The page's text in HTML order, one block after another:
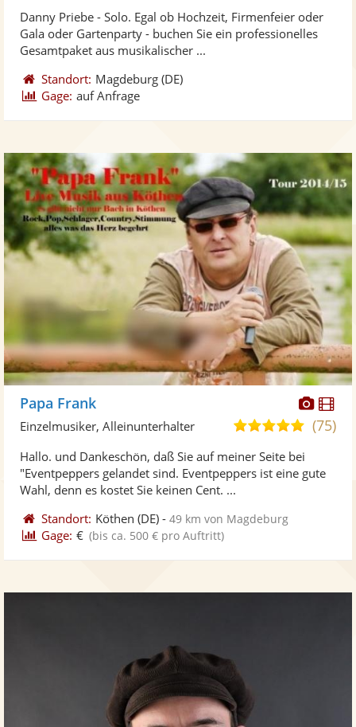
Fotos
Danny Priebe - Solo. Egal ob Hochzeit, Firmenfeier oder
Gala oder Gartenparty - buchen Sie ein professionelles
Gesamtpaket aus musikalischer ...
Standort: Magdeburg (DE)
Gage: auf Anfrage
Papa Frank
4,9
5
Sternen
(75)
Einzelmusiker, Alleinunterhalter
Hallo. und Dankeschön, daß Sie auf meiner Seite bei
"Eventpeppers gelandet sind. Eventpeppers ist eine gute
Wahl, denn es kostet Sie keinen Cent. ...
Standort: Köthen (DE) -49 km von Magdeburg
Gage: € (bis ca. 500 € pro Auftritt)